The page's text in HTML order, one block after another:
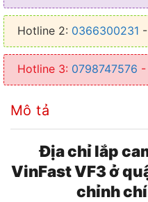
Hotline 2: 0366300231
Hotline 3: 0798747576
Mô tả
Địa chỉ lắp
VinFast VF3 ở
chỉnh